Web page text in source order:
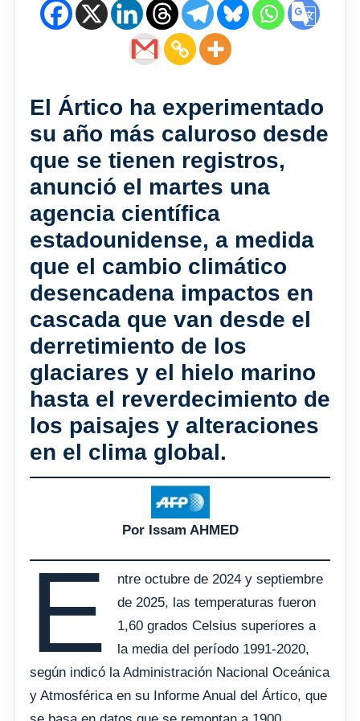
El Ártico ha experimentado
su año más caluroso desde
que se tienen registros,
anunció el martes una
agencia científica
estadounidense, a medida
que el cambio climático
desencadena impactos en
cascada que van desde el
derretimiento de los
glaciares y el hielo marino
hasta el reverdecimiento de
los paisajes y alteraciones
en el clima global.
Por Issam AHMED
E
ntre octubre de 2024 y septiembre
de 2025, las temperaturas fueron
1,60 grados Celsius superiores a
la media del período 1991-2020,
según indicó la Administración Nacional Oceánica
y Atmosférica en su Informe Anual del Ártico, que